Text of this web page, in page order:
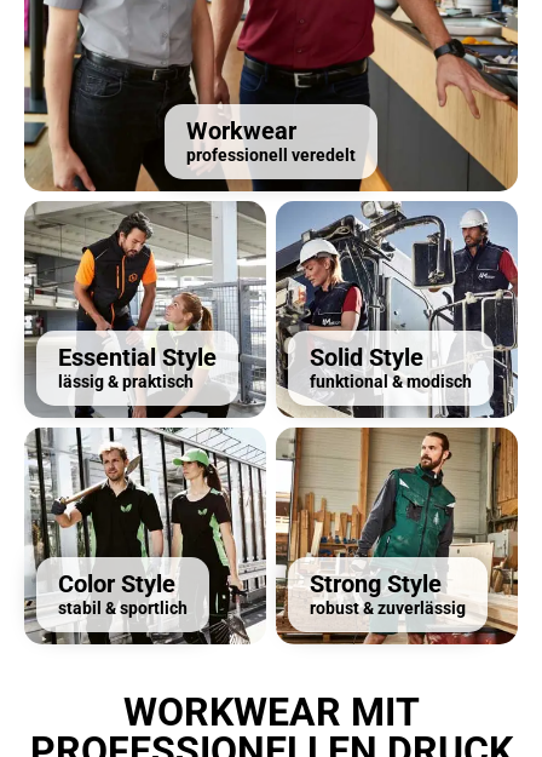
Workwear
professionell veredelt
Essential Style
lässig & praktisch
Solid Style
funktional & modisch
Color Style
stabil & sportlich
Strong Style
robust & zuverlässig
WORKWEAR MIT